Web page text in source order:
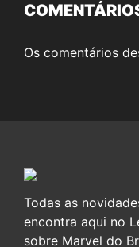
Os comentários
Todas as
encontra aqui no
sobre Marvel do